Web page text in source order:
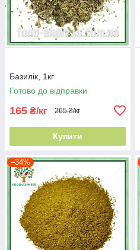
Базилік, 1кг
Готово до відправки
165 ₴/кг 265 ₴/кг
Купити
–34%